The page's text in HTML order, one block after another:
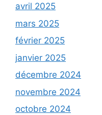
avril 2025
mars 2025
février 2025
janvier 2025
décembre 2024
novembre 2024
octobre 2024